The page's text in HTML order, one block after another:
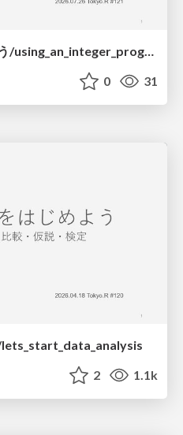
整数計画ソルバーで遊ぼう/using_an_integer_programming_solver_in_r
0 31
2 1.1k